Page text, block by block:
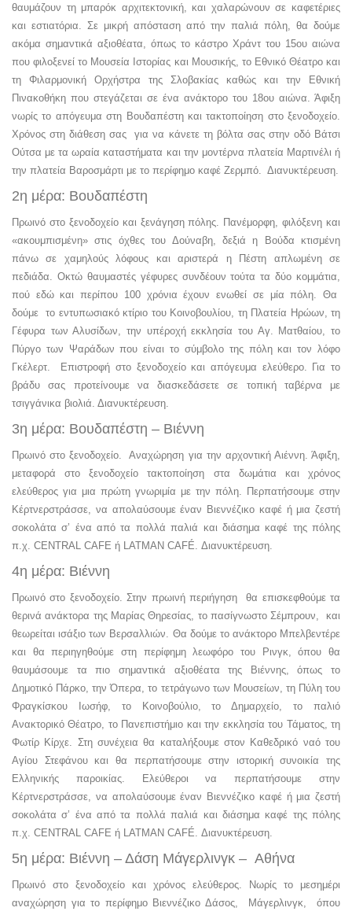
θαυμάζουν τη μπαρόκ αρχιτεκτονική, και χαλαρώνουν σε καφετέριες
και εστιατόρια. Σε μικρή απόσταση από την παλιά πόλη, θα δούμε
ακόμα σημαντικά αξιοθέατα, όπως το κάστρο Χράντ του 15ου αιώνα
που φιλοξενεί το Μουσεία Ιστορίας και Μουσικής, το Εθνικό Θέατρο και
τη Φιλαρμονική Ορχήστρα της Σλοβακίας καθώς και την Εθνική
Πινακοθήκη που στεγάζεται σε ένα ανάκτορο του 18ου αιώνα. Άφιξη
νωρίς το απόγευμα στη Βουδαπέστη και τακτοποίηση στο ξενοδοχείο.
Χρόνος στη διάθεση σας για να κάνετε τη βόλτα σας στην οδό Βάτσι
Ούτσα με τα ωραία καταστήματα και την μοντέρνα πλατεία Μαρτινέλι ή
την πλατεία Βαροσμάρτι με το περίφημο καφέ Ζερμπό. Διανυκτέρευση.
2η μέρα: Βουδαπέστη
Πρωινό στο ξενοδοχείο και ξενάγηση πόλης. Πανέμορφη, φιλόξενη και
«ακουμπισμένη» στις όχθες του Δούναβη, δεξιά η Βούδα κτισμένη
πάνω σε χαμηλούς λόφους και αριστερά η Πέστη απλωμένη σε
πεδιάδα. Οκτώ θαυμαστές γέφυρες συνδέουν τούτα τα δύο κομμάτια,
πού εδώ και περίπου 100 χρόνια έχουν ενωθεί σε μία πόλη. Θα
δούμε το εντυπωσιακό κτίριο του Κοινοβουλίου, τη Πλατεία Ηρώων, τη
Γέφυρα των Αλυσίδων, την υπέροχή εκκλησία του Αγ. Ματθαίου, το
Πύργο των Ψαράδων που είναι το σύμβολο της πόλη και τον λόφο
Γκέλερτ. Επιστροφή στο ξενοδοχείο και απόγευμα ελεύθερο. Για το
βράδυ σας προτείνουμε να διασκεδάσετε σε τοπική ταβέρνα με
τσιγγάνικα βιολιά. Διανυκτέρευση.
3η μέρα: Βουδαπέστη – Βιέννη
Πρωινό στο ξενοδοχείο. Αναχώρηση για την αρχοντική Αιέννη. Άφιξη,
μεταφορά στο ξενοδοχείο τακτοποίηση στα δωμάτια και χρόνος
ελεύθερος για μια πρώτη γνωριμία με την πόλη. Περπατήσουμε στην
Κέρτνερστράσσε, να απολαύσουμε έναν Βιεννέζικο καφέ ή μια ζεστή
σοκολάτα σ’ ένα από τα πολλά παλιά και διάσημα καφέ της πόλης
π.χ. CENTRAL CAFE ή LATMAN CAFÉ. Διανυκτέρευση.
4η μέρα: Βιέννη
Πρωινό στο ξενοδοχείο. Στην πρωινή περιήγηση θα επισκεφθούμε τα
θερινά ανάκτορα της Μαρίας Θηρεσίας, το πασίγνωστο Σέμπρουν, και
θεωρείται ισάξιο των Βερσαλλιών. Θα δούμε το ανάκτορο Μπελβεντέρε
και θα περιηγηθούμε στη περίφημη λεωφόρο του Ρινγκ, όπου θα
θαυμάσουμε τα πιο σημαντικά αξιοθέατα της Βιέννης, όπως το
Δημοτικό Πάρκο, την Όπερα, το τετράγωνο των Μουσείων, τη Πύλη του
Φραγκίσκου Ιωσήφ, το Κοινοβούλιο, το Δημαρχείο, το παλιό
Ανακτορικό Θέατρο, το Πανεπιστήμιο και την εκκλησία του Τάματος, τη
Φωτίρ Κίρχε. Στη συνέχεια θα καταλήξουμε στον Καθεδρικό ναό του
Αγίου Στεφάνου και θα περπατήσουμε στην ιστορική συνοικία της
Ελληνικής παροικίας. Ελεύθεροι να περπατήσουμε στην
Κέρτνερστράσσε, να απολαύσουμε έναν Βιεννέζικο καφέ ή μια ζεστή
σοκολάτα σ’ ένα από τα πολλά παλιά και διάσημα καφέ της πόλης
π.χ. CENTRAL CAFE ή LATMAN CAFÉ. Διανυκτέρευση.
5η μέρα: Βιέννη – Δάση Μάγερλινγκ – Αθήνα
Πρωινό στο ξενοδοχείο και χρόνος ελεύθερος. Νωρίς το μεσημέρι
αναχώρηση για το περίφημο Βιεννέζικο Δάσος, Μάγερλινγκ, όπου